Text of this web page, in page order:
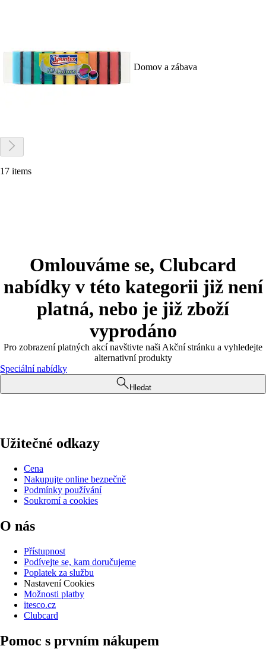
Domov a zábava
17 items
Omlouváme se, Clubcard
nabídky v této kategorii již není
platná, nebo je již zboží
vyprodáno
Pro zobrazení platných akcí navštivte naši Akční stránku a vyhledejte
alternativní produkty
Speciální nabídky
Hledat
Užitečné odkazy
Cena
Nakupujte online bezpečně
Podmínky používání
Soukromí a cookies
O nás
Přístupnost
Podívejte se, kam doručujeme
Poplatek za službu
Nastavení Cookies
Možnosti platby
itesco.cz
Clubcard
Pomoc s prvním nákupem